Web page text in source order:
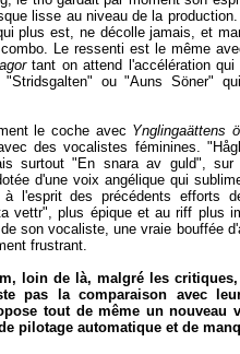
lisse au niveau de la
plus est, ne décolle jamais, et
Le ressenti est le même
tant on attend l'accélération
ou "Auns Söner"
le coche avec Ynglingaättens
des vocalistes féminines.
surtout "En snara av guld", sur
d'une voix angélique qui
l'esprit des précédents efforts
vettr", plus épique et au riff plus
son vocaliste, une vraie bouffée
frustrant.
loin de là, malgré les
pas la comparaison avec
tout de même un nouveau
pilotage automatique et de